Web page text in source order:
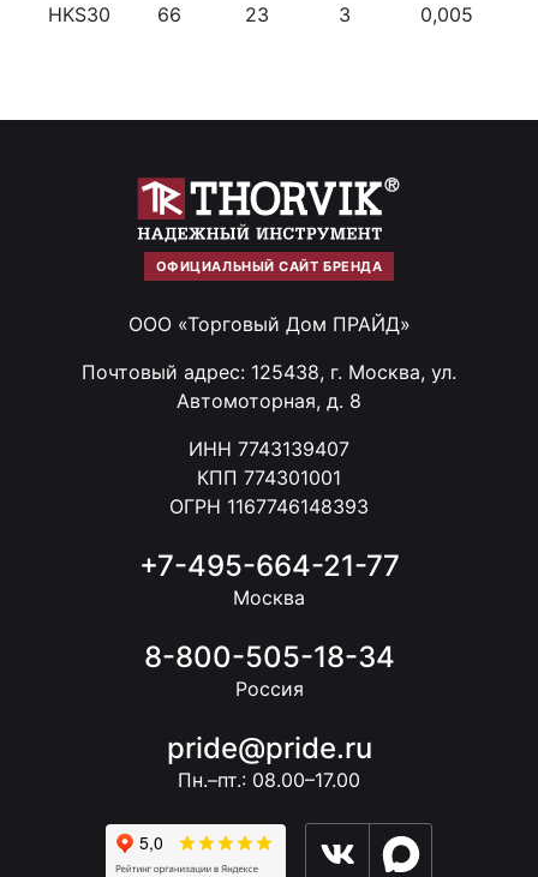
HKS30 66 23 3 0,005
ОФИЦИАЛЬНЫЙ САЙТ БРЕНДА
ООО «Торговый Дом ПРАЙД»
Почтовый адрес: 125438, г. Москва, ул.
Автомоторная, д. 8
ИНН 7743139407
КПП 774301001
ОГРН 1167746148393
+7-495-664-21-77
Москва
8-800-505-18-34
Россия
pride@pride.ru
Пн.–пт.: 08.00–17.00